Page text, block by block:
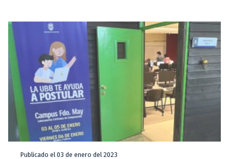
Publicado el 03 de enero del 2023